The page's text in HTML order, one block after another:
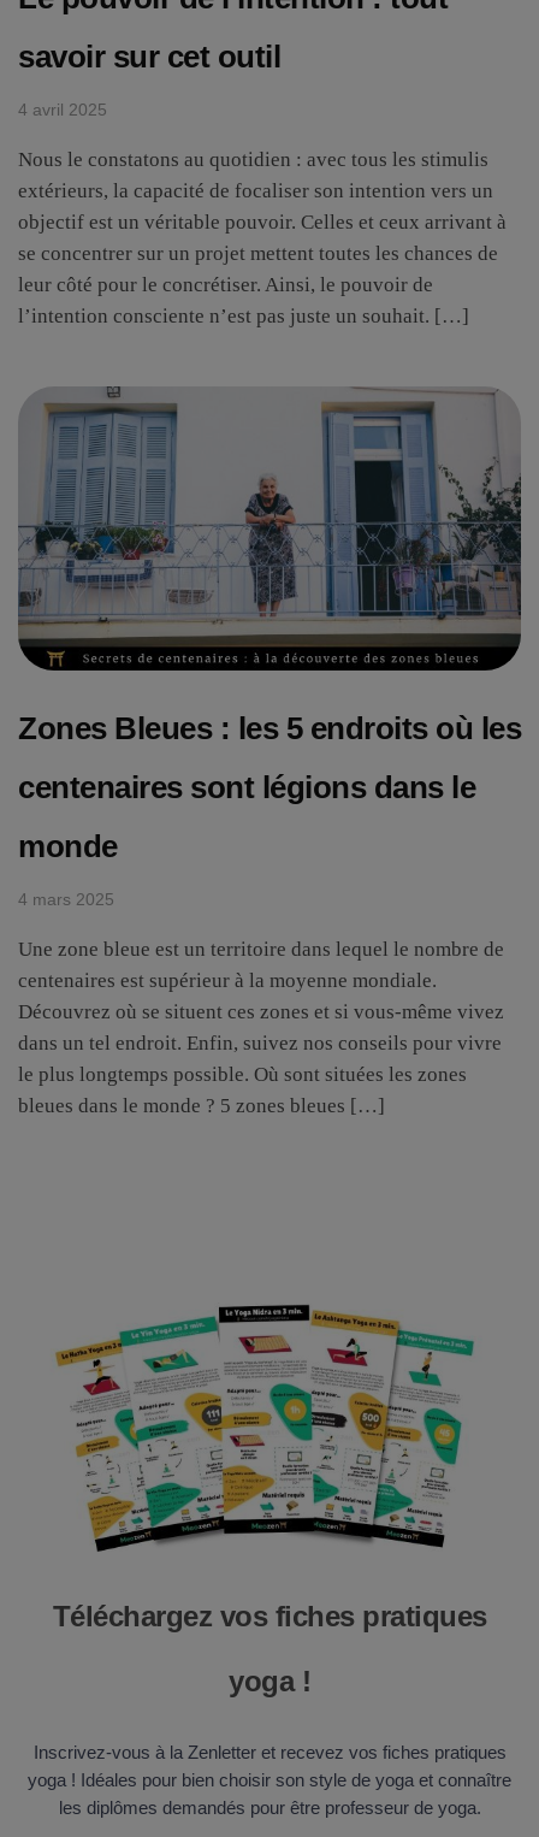
savoir sur cet outil
4 avril 2025
Nous le constatons au quotidien : avec tous les stimulis
extérieurs, la capacité de focaliser son intention vers un
objectif est un véritable pouvoir. Celles et ceux arrivant à
se concentrer sur un projet mettent toutes les chances de
leur côté pour le concrétiser. Ainsi, le pouvoir de
l’intention consciente n’est pas juste un souhait. […]
Zones Bleues : les 5 endroits où les
centenaires sont légions dans le
monde
4 mars 2025
Une zone bleue est un territoire dans lequel le nombre de
centenaires est supérieur à la moyenne mondiale.
Découvrez où se situent ces zones et si vous-même vivez
dans un tel endroit. Enfin, suivez nos conseils pour vivre
le plus longtemps possible. Où sont situées les zones
bleues dans le monde ? 5 zones bleues […]
Téléchargez vos fiches pratiques
yoga !
Inscrivez-vous à la Zenletter et recevez vos fiches pratiques
yoga ! Idéales pour bien choisir son style de yoga et connaître
les diplômes demandés pour être professeur de yoga.